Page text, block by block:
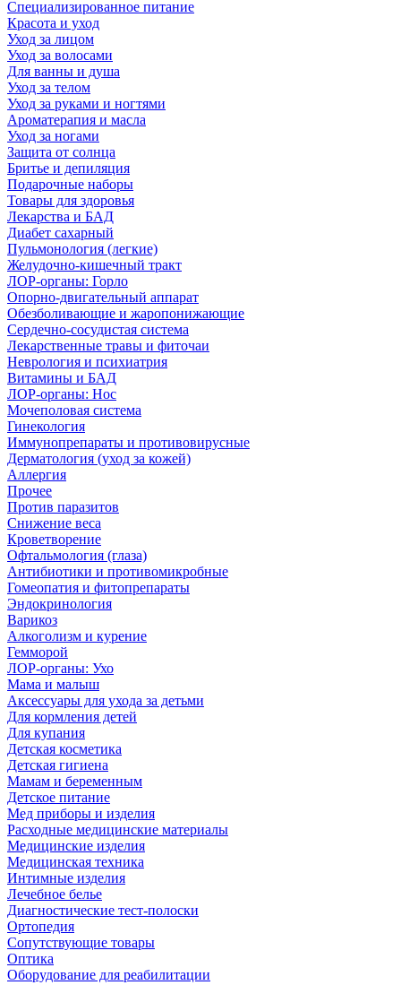
Специализированное питание
Красота и уход
Уход за лицом
Уход за волосами
Для ванны и душа
Уход за телом
Уход за руками и ногтями
Ароматерапия и масла
Уход за ногами
Защита от солнца
Бритье и депиляция
Подарочные наборы
Товары для здоровья
Лекарства и БАД
Диабет сахарный
Пульмонология (легкие)
Желудочно-кишечный тракт
ЛОР-органы: Горло
Опорно-двигательный аппарат
Обезболивающие и жаропонижающие
Сердечно-сосудистая система
Лекарственные травы и фиточаи
Неврология и психиатрия
Витамины и БАД
ЛОР-органы: Нос
Мочеполовая система
Гинекология
Иммунопрепараты и противовирусные
Дерматология (уход за кожей)
Аллергия
Прочее
Против паразитов
Снижение веса
Кроветворение
Офтальмология (глаза)
Антибиотики и противомикробные
Гомеопатия и фитопрепараты
Эндокринология
Варикоз
Алкоголизм и курение
Гемморой
ЛОР-органы: Ухо
Мама и малыш
Аксессуары для ухода за детьми
Для кормления детей
Для купания
Детская косметика
Детская гигиена
Мамам и беременным
Детское питание
Мед приборы и изделия
Расходные медицинские материалы
Медицинские изделия
Медицинская техника
Интимные изделия
Лечебное белье
Диагностические тест-полоски
Ортопедия
Сопутствующие товары
Оптика
Оборудование для реабилитации